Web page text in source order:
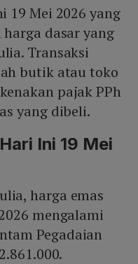
19 Mei 2026 yang
dasar yang
Transaksi
butik atau toko
pajak PPh
yang dibeli.
Ini 19 Mei
harga emas
mengalami
Pegadaian